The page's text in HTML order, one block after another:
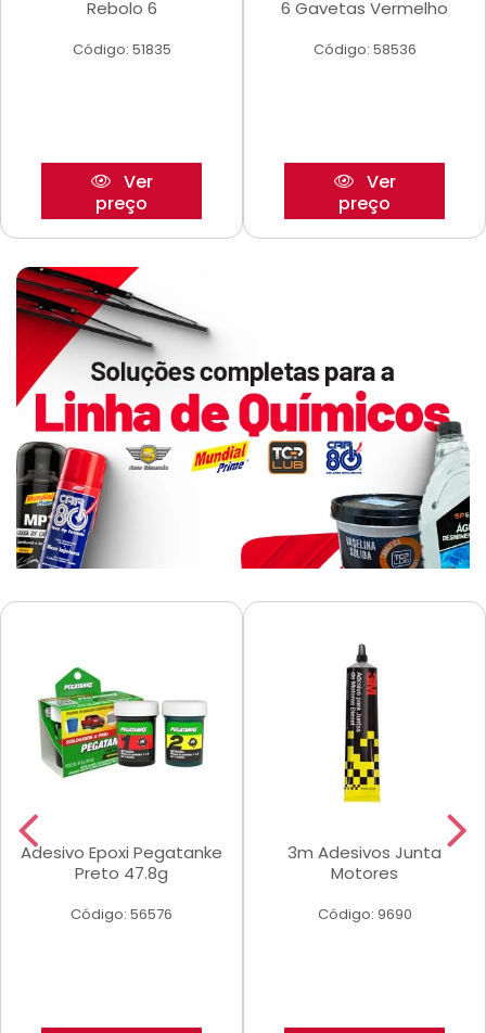
Rebolo 6
Código: 51835
Ver
preço
6 Gavetas Vermelho
Código: 58536
Ver
preço
Adesivo Epoxi Pegatanke
Preto 47.8g
Código: 56576
3m Adesivos Junta
Motores
Código: 9690